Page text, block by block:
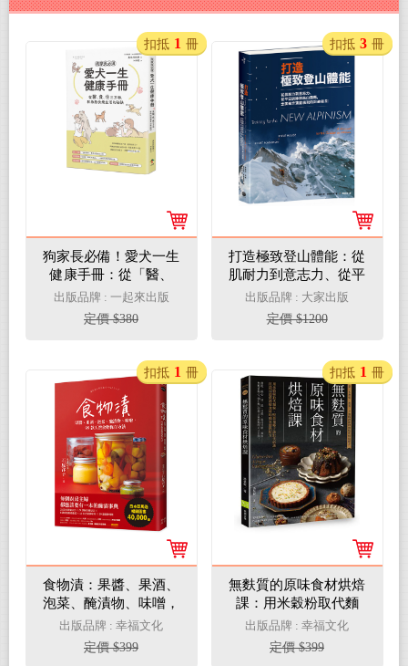
狗家長必備！愛犬一生
健康手冊：從「醫、
食、住」三方面，和狗
狗快樂生活的祕訣
出版品牌 : 一起來出版
定價 $380
扣抵 1 冊
打造極致登山體能：從
肌耐力到意志力、從平
日訓練到高山適應，全
面提升運動表現的訓練
指引
出版品牌 : 大家出版
定價 $1200
扣抵 3 冊
食物漬：果醬、果酒、
泡菜、醃漬物、味噌，
99款天然食物保存方法
出版品牌 : 幸福文化
定價 $399
扣抵 1 冊
無麩質的原味食材烘焙
課：用米穀粉取代麵
粉、堅果和椰子油取代
奶油，打造52道低過敏
食材的獨家甜點配方
出版品牌 : 幸福文化
定價 $399
扣抵 1 冊